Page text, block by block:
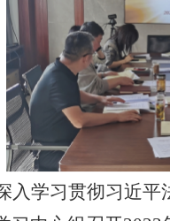
入学习贯彻习近平